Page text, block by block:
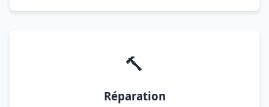
🔨
Réparation